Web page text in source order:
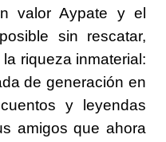
valor Aypate y el
sin rescatar,
riqueza inmaterial:
de generación en
y leyendas
amigos que ahora